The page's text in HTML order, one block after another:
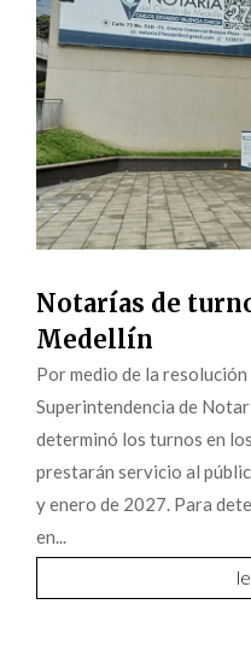
Notarías de
Medellín
Por medio de la
Superintendencia de
determinó los turnos en
prestarán servicio al
y enero de 2027. Para
en...